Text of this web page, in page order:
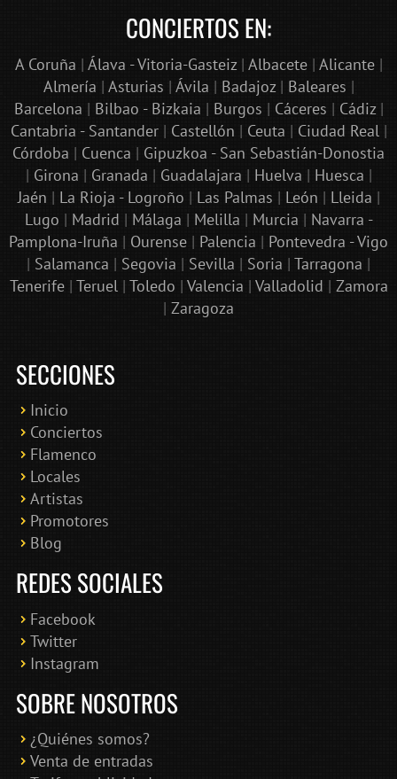
CONCIERTOS EN:
A Coruña | Álava - Vitoria-Gasteiz| Albacete| Alicante|
Almería | Asturias | Ávila | Badajoz| Baleares |
Barcelona | Bilbao - Bizkaia | Burgos | Cáceres | Cádiz|
Cantabria - Santander| Castellón | Ceuta | Ciudad Real|
Córdoba | Cuenca | Gipuzkoa - San Sebastián-Donostia
| Girona | Granada | Guadalajara | Huelva | Huesca |
Jaén | La Rioja - Logroño | Las Palmas | León | Lleida |
Lugo | Madrid | Málaga | Melilla | Murcia | Navarra -
Pamplona-Iruña | Ourense | Palencia | Pontevedra - Vigo
| Salamanca | Segovia | Sevilla | Soria | Tarragona |
Tenerife| Teruel| Toledo | Valencia | Valladolid | Zamora
| Zaragoza
SECCIONES
Inicio
Conciertos
Flamenco
Locales
Artistas
Promotores
Blog
REDES SOCIALES
Facebook
Twitter
Instagram
SOBRE NOSOTROS
¿Quiénes somos?
Venta de entradas